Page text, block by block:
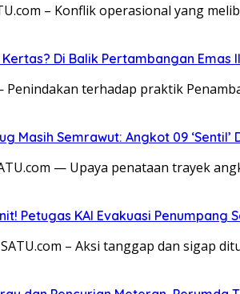
– Konflik operasional yang
Di Balik Pertambangan
Penindakan terhadap praktik
Masih Semrawut: Angkot 09
— Upaya penataan trayek
Petugas KAI Evakuasi Penumpang
– Aksi tanggap dan sigap